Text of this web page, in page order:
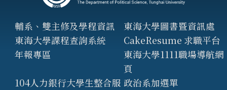
輔系、雙主修及學程資訊
東海大學圖書暨資訊處
東海大學課程查詢系統
CakeResume 求職平台
年報專區
東海大學1111職場導航網
頁
104人力銀行大學生整合服 政治系加選單